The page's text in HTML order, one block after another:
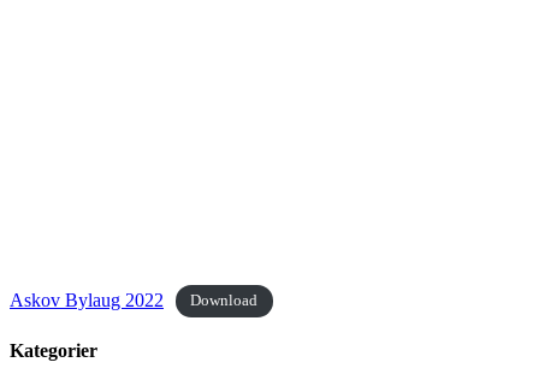
Askov Bylaug 2022 Download
Kategorier